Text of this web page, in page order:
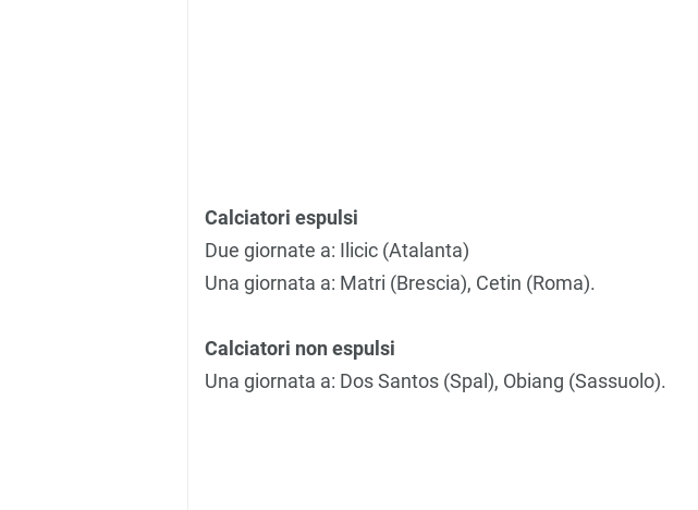
Calciatori espulsi
Due giornate a: Ilicic (Atalanta)
Una giornata a: Matri (Brescia), Cetin (Roma).
Calciatori non espulsi
Una giornata a: Dos Santos (Spal), Obiang (Sassuolo).